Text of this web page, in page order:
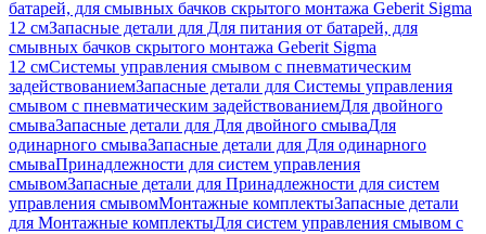
батарей, для смывных бачков скрытого монтажа Geberit Sigma
12 смЗапасные детали для Для питания от батарей, для
смывных бачков скрытого монтажа Geberit Sigma
12 смСистемы управления смывом с пневматическим
задействованиемЗапасные детали для Системы управления
смывом с пневматическим задействованиемДля двойного
смываЗапасные детали для Для двойного смываДля
одинарного смываЗапасные детали для Для одинарного
смываПринадлежности для систем управления
смывомЗапасные детали для Принадлежности для систем
управления смывомМонтажные комплектыЗапасные детали
для Монтажные комплектыДля систем управления смывом с